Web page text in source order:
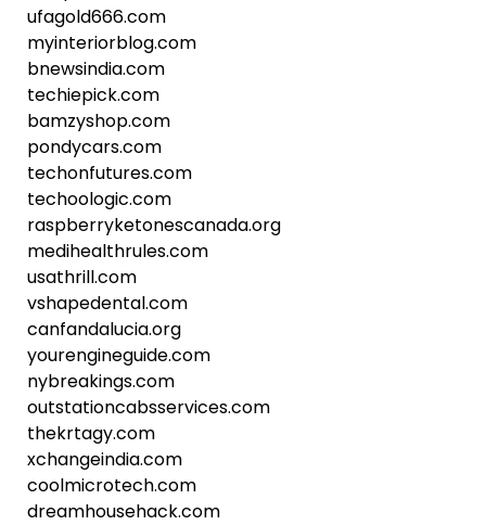
ufagold666.com
myinteriorblog.com
bnewsindia.com
techiepick.com
bamzyshop.com
pondycars.com
techonfutures.com
techoologic.com
raspberryketonescanada.org
medihealthrules.com
usathrill.com
vshapedental.com
canfandalucia.org
yourengineguide.com
nybreakings.com
outstationcabsservices.com
thekrtagy.com
xchangeindia.com
coolmicrotech.com
dreamhousehack.com